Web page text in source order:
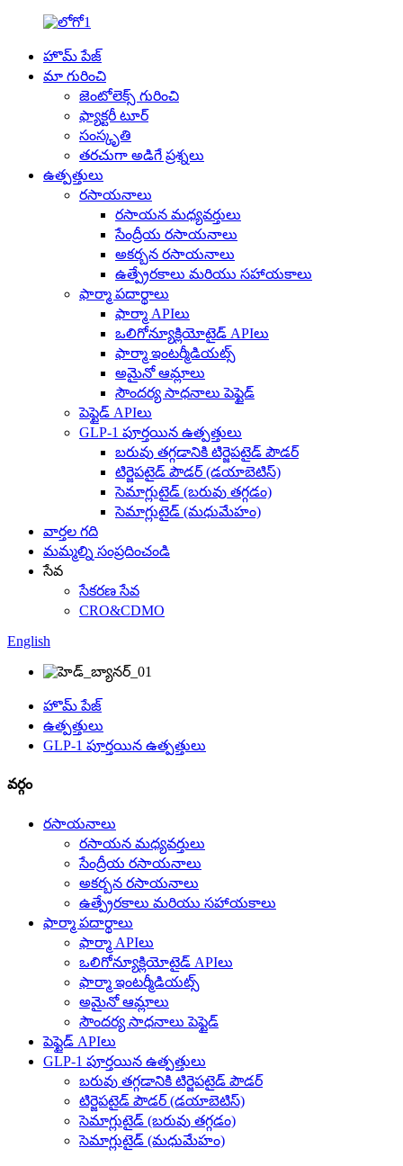
హొమ్ పేజ్
మా గురించి
జెంటోలెక్స్ గురించి
ఫ్యాక్టరీ టూర్
సంస్కృతి
తరచుగా అడిగే ప్రశ్నలు
ఉత్పత్తులు
రసాయనాలు
రసాయన మధ్యవర్తులు
సేంద్రీయ రసాయనాలు
అకర్బన రసాయనాలు
ఉత్ప్రేరకాలు మరియు సహాయకాలు
ఫార్మా పదార్థాలు
ఫార్మా APIలు
ఒలిగోన్యూక్లియోటైడ్ APIలు
ఫార్మా ఇంటర్మీడియట్స్
అమైనో ఆమ్లాలు
సౌందర్య సాధనాలు పెప్టైడ్
పెప్టైడ్ APIలు
GLP-1 పూర్తయిన ఉత్పత్తులు
బరువు తగ్గడానికి టిర్జెపటైడ్ పౌడర్
టిర్జెపటైడ్ పౌడర్ (డయాబెటిస్)
సెమాగ్లుటైడ్ (బరువు తగ్గడం)
సెమాగ్లుటైడ్ (మధుమేహం)
వార్తల గది
మమ్మల్ని సంప్రదించండి
సేవ
సేకరణ సేవ
CRO&CDMO
English
హొమ్ పేజ్
ఉత్పత్తులు
GLP-1 పూర్తయిన ఉత్పత్తులు
వర్గం
రసాయనాలు
రసాయన మధ్యవర్తులు
సేంద్రీయ రసాయనాలు
అకర్బన రసాయనాలు
ఉత్ప్రేరకాలు మరియు సహాయకాలు
ఫార్మా పదార్థాలు
ఫార్మా APIలు
ఒలిగోన్యూక్లియోటైడ్ APIలు
ఫార్మా ఇంటర్మీడియట్స్
అమైనో ఆమ్లాలు
సౌందర్య సాధనాలు పెప్టైడ్
పెప్టైడ్ APIలు
GLP-1 పూర్తయిన ఉత్పత్తులు
బరువు తగ్గడానికి టిర్జెపటైడ్ పౌడర్
టిర్జెపటైడ్ పౌడర్ (డయాబెటిస్)
సెమాగ్లుటైడ్ (బరువు తగ్గడం)
సెమాగ్లుటైడ్ (మధుమేహం)